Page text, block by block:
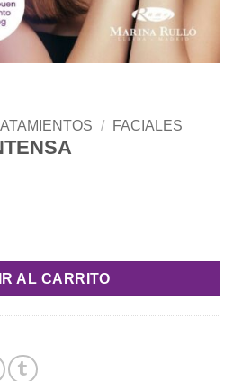
/ FACIALES
AL CARRITO